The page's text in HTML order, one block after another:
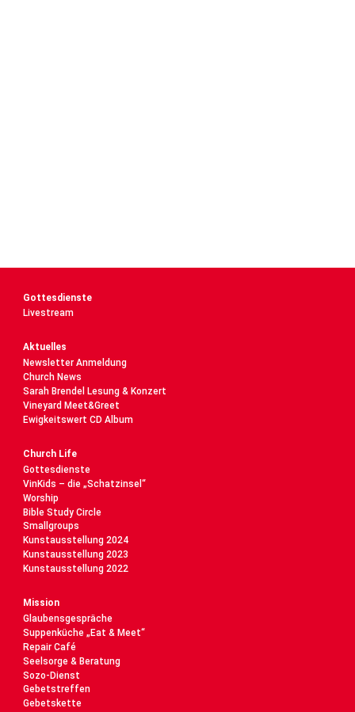
Gottesdienste
Livestream
Aktuelles
Newsletter Anmeldung
Church News
Sarah Brendel Lesung & Konzert
Vineyard Meet&Greet
Ewigkeitswert CD Album
Church Life
Gottesdienste
VinKids – die „Schatzinsel“
Worship
Bible Study Circle
Smallgroups
Kunstausstellung 2024
Kunstausstellung 2023
Kunstausstellung 2022
Mission
Glaubensgespräche
Suppenküche „Eat & Meet“
Repair Café
Seelsorge & Beratung
Sozo-Dienst
Gebetstreffen
Gebetskette